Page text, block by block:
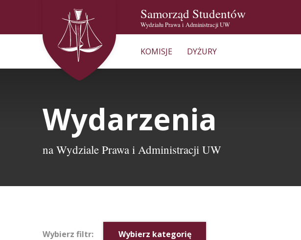
Samorząd Studentów
Wydziału Prawa i Administracji UW
KOMISJE DYŻURY
Wydarzenia
na Wydziale Prawa i Administracji UW
Wybierz filtr: Wybierz kategorię